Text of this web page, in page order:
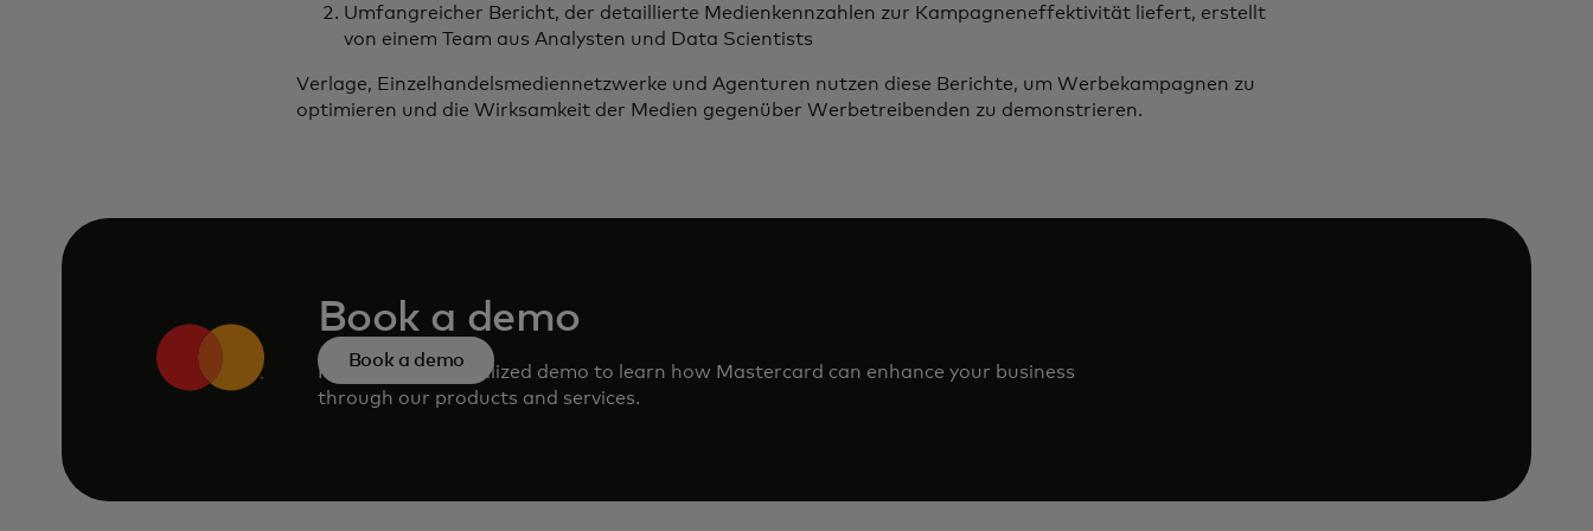
Umfangreicher Bericht, der detaillierte Medienkennzahlen zur Kampagneneffektivität liefert, erstellt
von einem Team aus Analysten und Data Scientists
Verlage, Einzelhandelsmediennetzwerke und Agenturen nutzen diese Berichte, um Werbekampagnen zu
optimieren und die Wirksamkeit der Medien gegenüber Werbetreibenden zu demonstrieren.
Book a demo
Request a personalized demo to learn how Mastercard can enhance your business
through our products and services.
Book a demo